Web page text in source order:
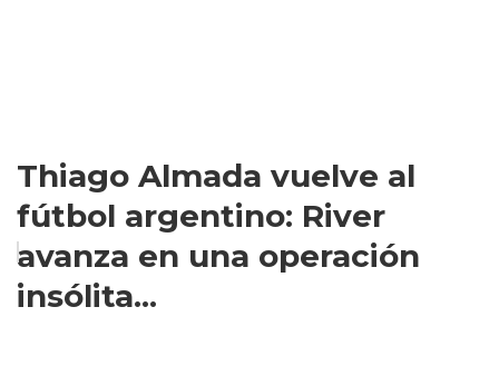
Thiago Almada vuelve al
fútbol argentino: River
avanza en una operación
insólita...